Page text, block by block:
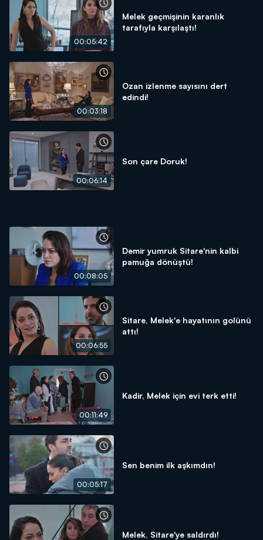
00:05:42
Melek geçmişinin karanlık
tarafıyla karşılaştı!
00:03:18
Ozan izlenme sayısını dert
edindi!
00:06:14
Son çare Doruk!
00:08:05
Demir yumruk Sitare'nin kalbi
pamuğa dönüştü!
00:06:55
Sitare, Melek'e hayatının golünü
attı!
00:11:49
Kadir, Melek için evi terk etti!
00:05:17
Sen benim ilk aşkımdın!
Melek, Sitare'ye saldırdı!